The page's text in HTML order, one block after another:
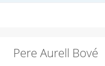
Pere Aurell Bové